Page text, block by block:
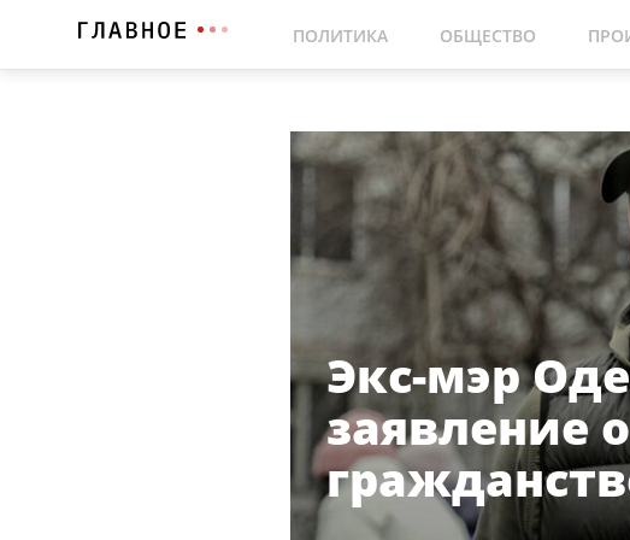
ПОЛИТИКА ОБЩЕСТВО
Экс-мэр
заявление